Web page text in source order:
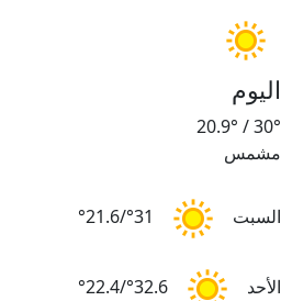
اليوم
30°
/
20.9°
مشمس
السبت 31°/21.6°
الأحد 32.6°/22.4°